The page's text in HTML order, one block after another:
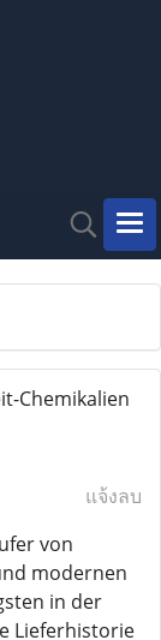
Chemikalien
แจ้งลบ
von
modernen
in der
Lieferhistorie